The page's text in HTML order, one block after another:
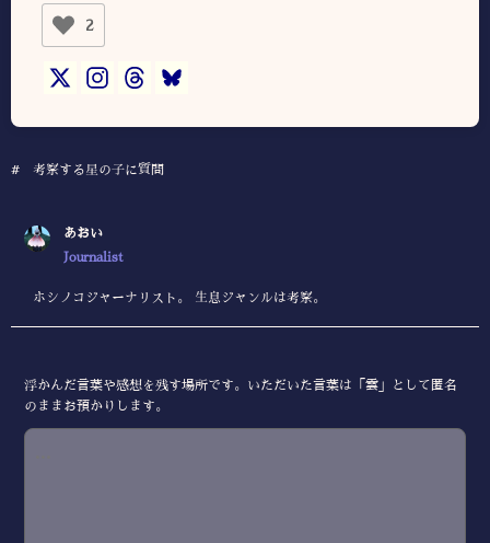
2
# 考察する星の子に質問
あおい
Journalist
ホシノコジャーナリスト。 生息ジャンルは考察。
浮かんだ言葉や感想を残す場所です。いただいた言葉は「雲」として匿名
のままお預かりします。